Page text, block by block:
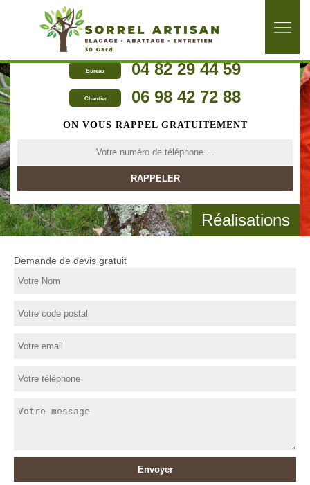
Bureau 04 82 29 44 59
Chantier 06 98 42 72 88
ON VOUS RAPPEL GRATUITEMENT
Réalisations
Demande de devis gratuit